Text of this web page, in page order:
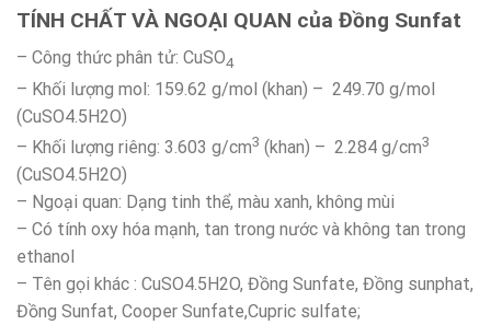
TÍNH CHẤT VÀ NGOẠI QUAN của Đồng Sunfat
– Công thức phân tử: CuSO4
– Khối lượng mol: 159.62 g/mol (khan) – 249.70 g/mol
(CuSO4.5H2O)
– Khối lượng riêng: 3.603 g/cm3 (khan) – 2.284 g/cm3
(CuSO4.5H2O)
– Ngoại quan: Dạng tinh thể, màu xanh, không mùi
– Có tính oxy hóa mạnh, tan trong nước và không tan trong
ethanol
– Tên gọi khác : CuSO4.5H2O, Đồng Sunfate, Đồng sunphat,
Đồng Sunfat, Cooper Sunfate,Cupric sulfate;